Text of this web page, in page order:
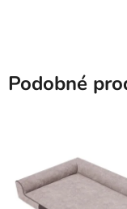
Podobné